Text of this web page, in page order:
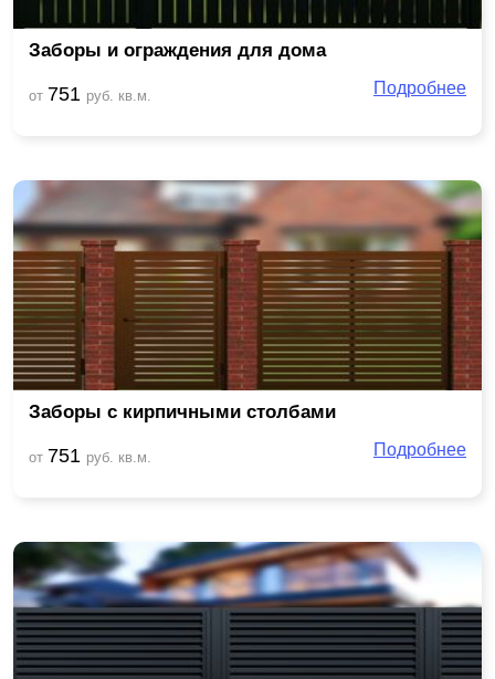
Заборы и ограждения для дома
от 751 руб. кв.м. Подробнее
Заборы с кирпичными столбами
от 751 руб. кв.м. Подробнее